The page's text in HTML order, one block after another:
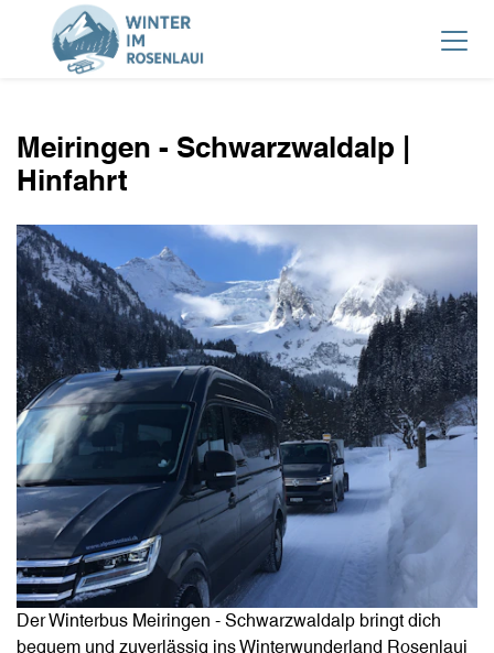
Meiringen - Schwarzwaldalp |
Hinfahrt
Der Winterbus Meiringen - Schwarzwaldalp bringt dich
bequem und zuverlässig ins Winterwunderland Rosenlaui